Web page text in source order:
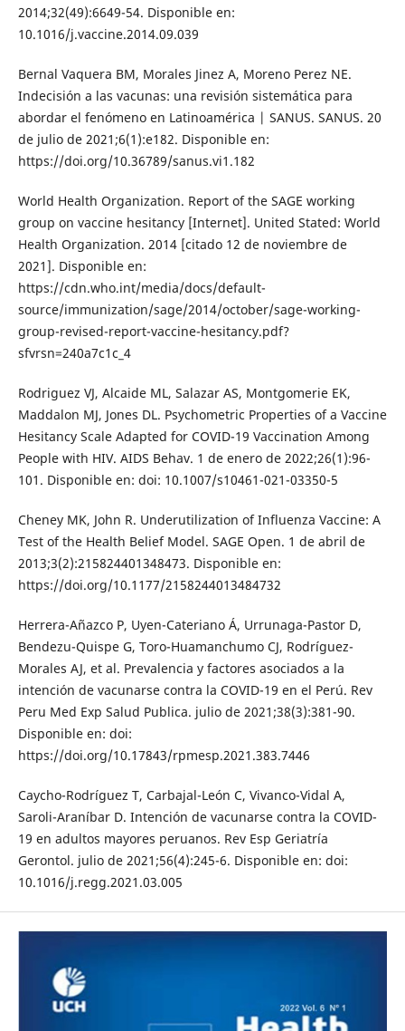
2014;32(49):6649-54. Disponible en:
10.1016/j.vaccine.2014.09.039
Bernal Vaquera BM, Morales Jinez A, Moreno Perez NE.
Indecisión a las vacunas: una revisión sistemática para
abordar el fenómeno en Latinoamérica | SANUS. SANUS. 20
de julio de 2021;6(1):e182. Disponible en:
https://doi.org/10.36789/sanus.vi1.182
World Health Organization. Report of the SAGE working
group on vaccine hesitancy [Internet]. United Stated: World
Health Organization. 2014 [citado 12 de noviembre de
2021]. Disponible en:
https://cdn.who.int/media/docs/default-
source/immunization/sage/2014/october/sage-working-
group-revised-report-vaccine-hesitancy.pdf?
sfvrsn=240a7c1c_4
Rodriguez VJ, Alcaide ML, Salazar AS, Montgomerie EK,
Maddalon MJ, Jones DL. Psychometric Properties of a Vaccine
Hesitancy Scale Adapted for COVID-19 Vaccination Among
People with HIV. AIDS Behav. 1 de enero de 2022;26(1):96-
101. Disponible en: doi: 10.1007/s10461-021-03350-5
Cheney MK, John R. Underutilization of Influenza Vaccine: A
Test of the Health Belief Model. SAGE Open. 1 de abril de
2013;3(2):215824401348473. Disponible en:
https://doi.org/10.1177/2158244013484732
Herrera-Añazco P, Uyen-Cateriano Á, Urrunaga-Pastor D,
Bendezu-Quispe G, Toro-Huamanchumo CJ, Rodríguez-
Morales AJ, et al. Prevalencia y factores asociados a la
intención de vacunarse contra la COVID-19 en el Perú. Rev
Peru Med Exp Salud Publica. julio de 2021;38(3):381-90.
Disponible en: doi:
https://doi.org/10.17843/rpmesp.2021.383.7446
Caycho-Rodríguez T, Carbajal-León C, Vivanco-Vidal A,
Saroli-Araníbar D. Intención de vacunarse contra la COVID-
19 en adultos mayores peruanos. Rev Esp Geriatría
Gerontol. julio de 2021;56(4):245-6. Disponible en: doi:
10.1016/j.regg.2021.03.005